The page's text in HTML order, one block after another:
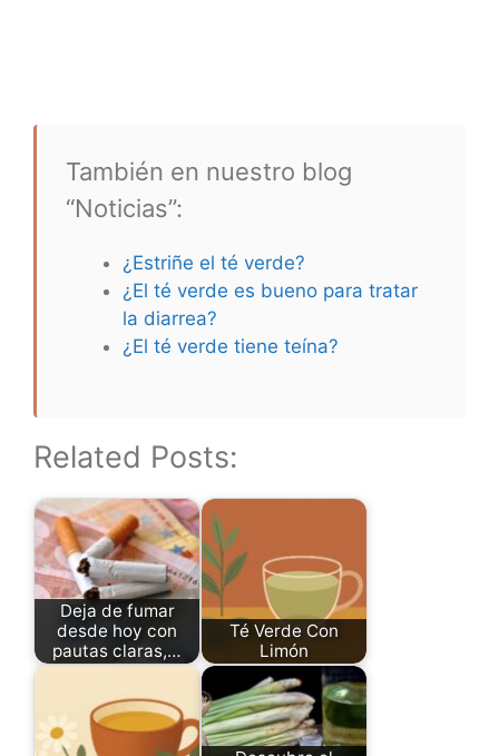
También en nuestro blog
“Noticias”:
¿Estriñe el té verde?
¿El té verde es bueno para tratar
la diarrea?
¿El té verde tiene teína?
Related Posts:
Deja de fumar
desde hoy con
pautas claras,…
Té Verde Con
Limón